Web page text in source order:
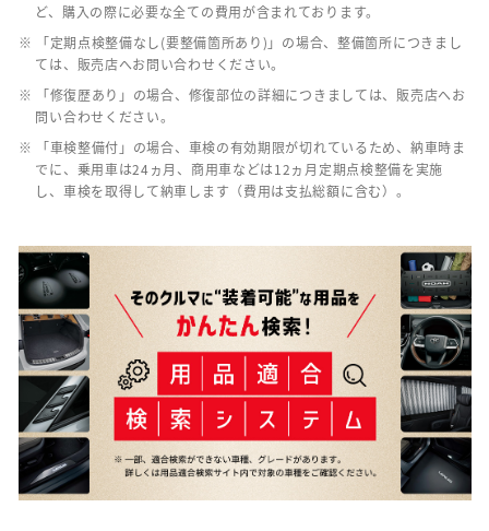
ど、購入の際に必要な全ての費用が含まれております。
※ 「定期点検整備なし(要整備箇所あり)」の場合、整備箇所につきまし
ては、販売店へお問い合わせください。
※ 「修復歴あり」の場合、修復部位の詳細につきましては、販売店へお
問い合わせください。
※ 「車検整備付」の場合、車検の有効期限が切れているため、納車時ま
でに、乗用車は24ヵ月、商用車などは12ヵ月定期点検整備を実施
し、車検を取得して納車します（費用は支払総額に含む）。